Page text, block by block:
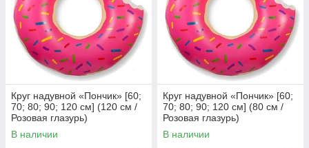
Круг надувной «Пончик» [60;
70; 80; 90; 120 см] (120 см /
Розовая глазурь)
В наличии
Круг надувной «Пончик» [60;
70; 80; 90; 120 см] (80 см /
Розовая глазурь)
В наличии